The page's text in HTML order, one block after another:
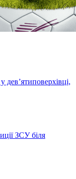
дев’ятиповерхівці,
ЗСУ біля